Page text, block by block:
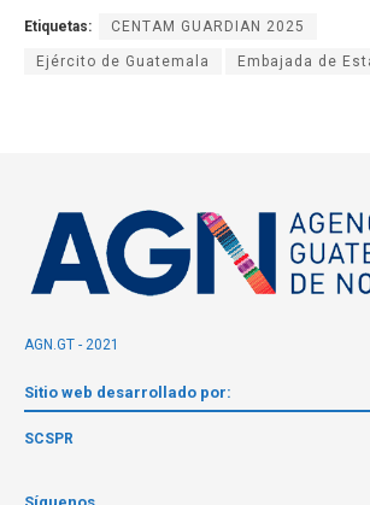
Etiquetas: CENTAM GUARDIAN 2025
Ejército de Guatemala Embajada de
AGN.GT - 2021
Sitio web desarrollado por:
SCSPR